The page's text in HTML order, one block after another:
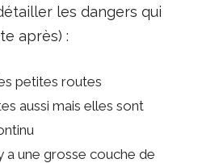
les dangers qui
après) :
petites routes
aussi mais elles sont
a une grosse couche de